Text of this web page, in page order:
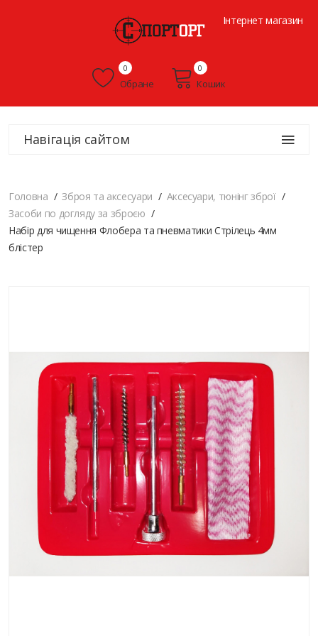
Інтернет магазин
Обране
0
Кошик
0
Навігація сайтом
Головна Зброя та аксесуари
Аксесуари, тюнінг зброї
Засоби по догляду за зброєю
Набір для чищення Флобера та пневматики Стрілець 4мм
блістер